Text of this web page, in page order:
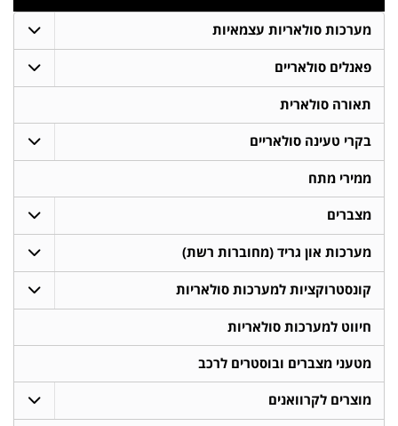
מערכות סולאריות עצמאיות
פאנלים סולאריים
תאורה סולארית
בקרי טעינה סולאריים
ממירי מתח
מצברים
מערכות און גריד (מחוברות רשת)
קונסטרוקציות למערכות סולאריות
חיווט למערכות סולאריות
מטעני מצברים ובוסטרים לרכב
מוצרים לקרוואנים